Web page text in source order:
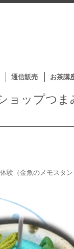
通信販売 お茶講
ョップつ
験（金魚のメモスタ